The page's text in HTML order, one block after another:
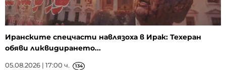
Иранските спецчасти навлязоха в Ирак: Техеран
обяви ликвидирането...
05.08.2026 | 17:00 ч. 134